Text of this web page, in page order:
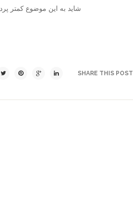
شاید به این موضوع کمتر
SHARE THIS POST